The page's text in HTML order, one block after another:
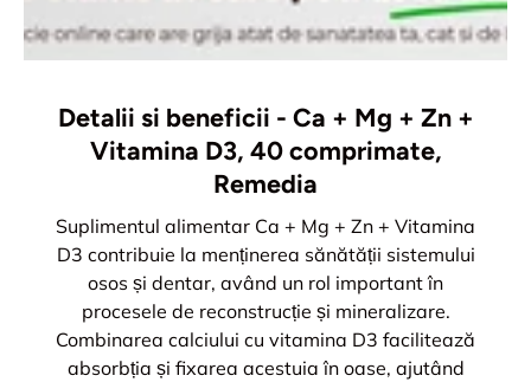
Detalii si beneficii - Ca + Mg + Zn +
Vitamina D3, 40 comprimate,
Remedia
Suplimentul alimentar Ca + Mg + Zn + Vitamina
D3 contribuie la menținerea sănătății sistemului
osos și dentar, având un rol important în
procesele de reconstrucție și mineralizare.
Combinarea calciului cu vitamina D3 facilitează
absorbția și fixarea acestuia în oase, ajutând